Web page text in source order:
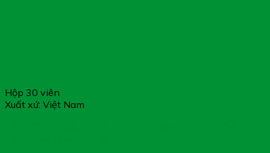
Hộp 30 viên
Xuất xứ: Việt Nam